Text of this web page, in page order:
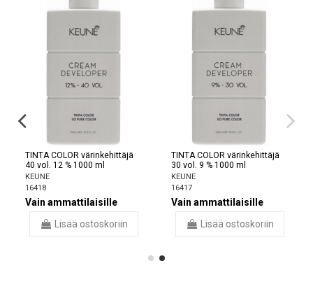
TINTA COLOR värinkehittäjä
40 vol. 12 % 1000 ml
KEUNE
16418
Vain ammattilaisille
Lisää ostoskoriin
TINTA COLOR värinkehittäjä
30 vol. 9 % 1000 ml
KEUNE
16417
Vain ammattilaisille
Lisää ostoskoriin